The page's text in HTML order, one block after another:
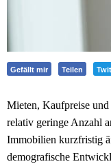
Gefällt mir Teilen
Mieten, Kaufpreise
relativ geringe Anzahl
Immobilien kurzfristig
demografische